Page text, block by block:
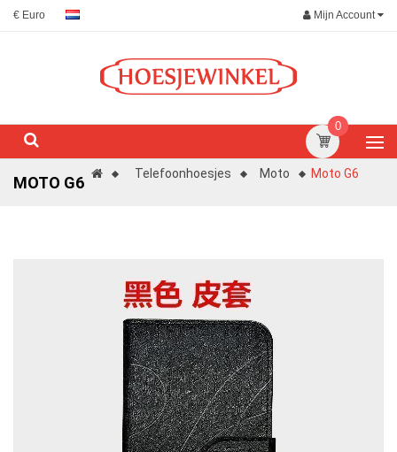
€ Euro Mijn Account
0
MOTO G6 Telefoonhoesjes Moto Moto G6